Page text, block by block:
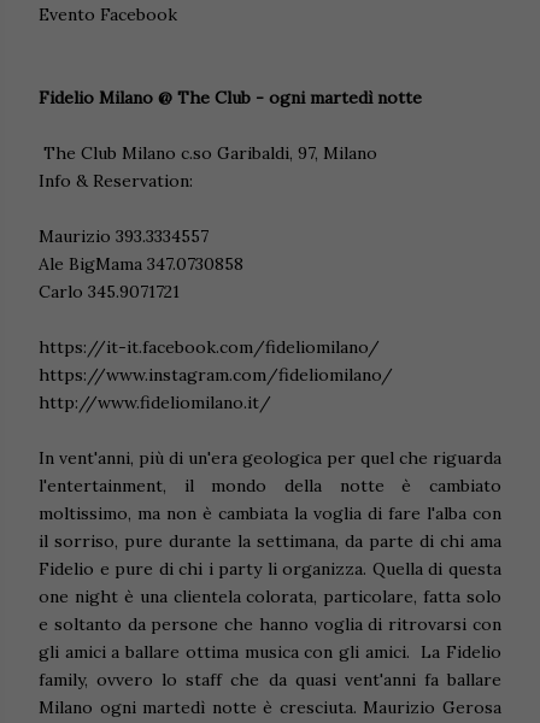
Evento Facebook
Fidelio Milano @ The Club - ogni martedì notte
The Club Milano c.so Garibaldi, 97, Milano
Info & Reservation:
Maurizio 393.3334557
Ale BigMama 347.0730858
Carlo 345.9071721
https://it-it.facebook.com/fideliomilano/
https://www.instagram.com/fideliomilano/
http://www.fideliomilano.it/
In vent'anni, più di un'era geologica per quel che riguarda
l'entertainment, il mondo della notte è cambiato
moltissimo, ma non è cambiata la voglia di fare l'alba con
il sorriso, pure durante la settimana, da parte di chi ama
Fidelio e pure di chi i party li organizza. Quella di questa
one night è una clientela colorata, particolare, fatta solo
e soltanto da persone che hanno voglia di ritrovarsi con
gli amici a ballare ottima musica con gli amici. La Fidelio
family, ovvero lo staff che da quasi vent'anni fa ballare
Milano ogni martedì notte è cresciuta. Maurizio Gerosa